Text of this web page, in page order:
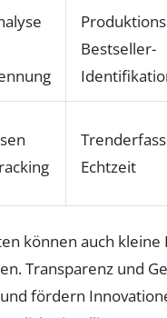
Bestseller-
Echtzeit
können auch
Transparenz und
fördern